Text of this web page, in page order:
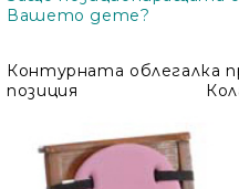
Вашето дете?
Контурната облегалка
позиция Колан за